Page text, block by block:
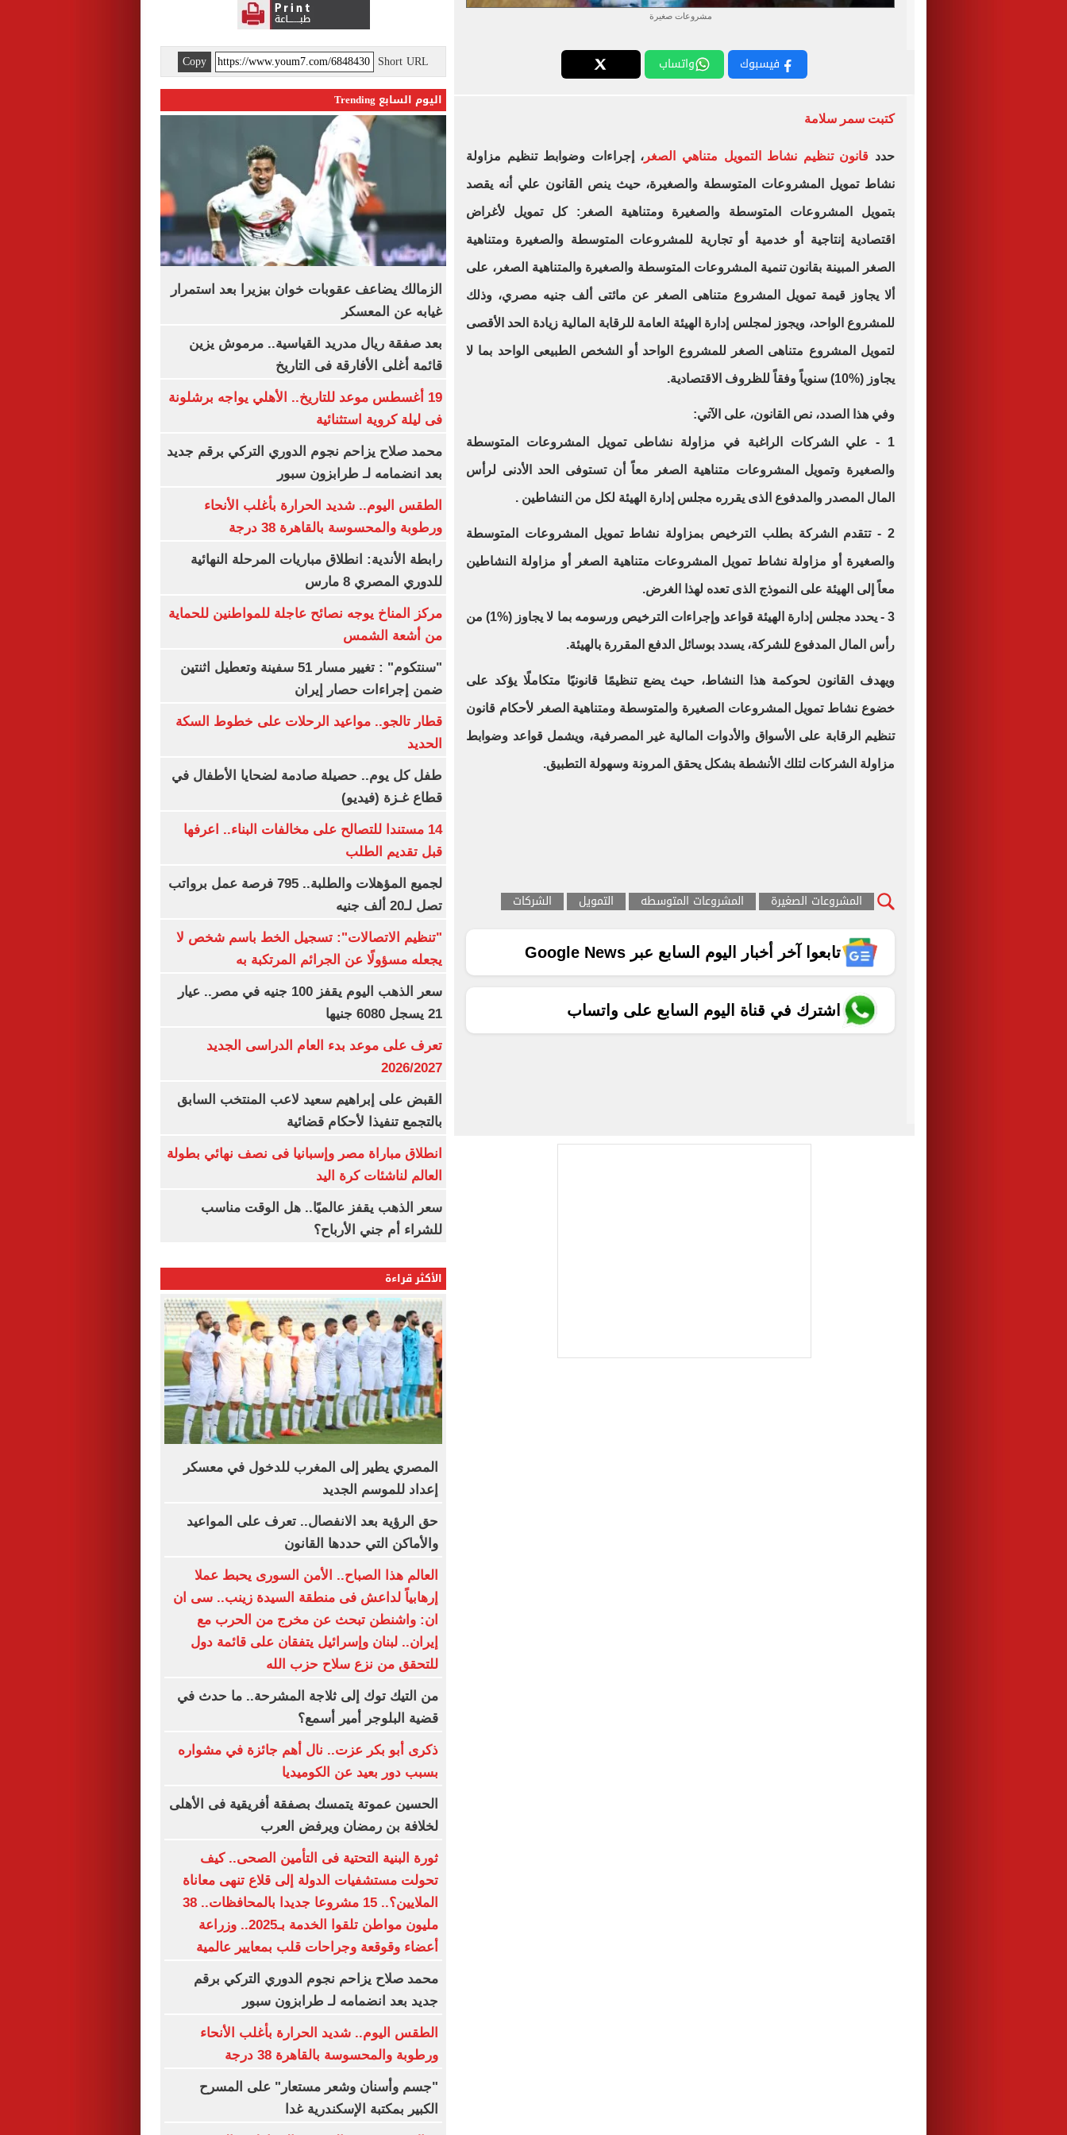
مشروعات صغيرة
فيسبوك واتساب
كتبت سمر سلامة
حدد قانون تنظيم نشاط التمويل متناهي الصغر ، إجراءات وضوابط تنظيم مزاولة
نشاط تمويل المشروعات المتوسطة والصغيرة، حيث ينص القانون علي أنه يقصد
بتمويل المشروعات المتوسطة والصغيرة ومتناهية الصغر: كل تمويل لأغراض
اقتصادية إنتاجية أو خدمية أو تجارية للمشروعات المتوسطة والصغيرة ومتناهية
الصغر المبينة بقانون تنمية المشروعات المتوسطة والصغيرة والمتناهية الصغر، على
ألا يجاوز قيمة تمويل المشروع متناهى الصغر عن مائتى ألف جنيه مصري، وذلك
للمشروع الواحد، ويجوز لمجلس إدارة الهيئة العامة للرقابة المالية زيادة الحد الأقصى
لتمويل المشروع متناهى الصغر للمشروع الواحد أو الشخص الطبيعى الواحد بما لا
يجاوز (%10) سنوياً وفقاً للظروف الاقتصادية.
وفي هذا الصدد، نص القانون، على الآتي:
1 - علي الشركات الراغبة في مزاولة نشاطى تمويل المشروعات المتوسطة
والصغيرة وتمويل المشروعات متناهية الصغر معاً أن تستوفى الحد الأدنى لرأس
المال المصدر والمدفوع الذى يقرره مجلس إدارة الهيئة لكل من النشاطين .
2 - تتقدم الشركة بطلب الترخيص بمزاولة نشاط تمويل المشروعات المتوسطة
والصغيرة أو مزاولة نشاط تمويل المشروعات متناهية الصغر أو مزاولة النشاطين
معاً إلى الهيئة على النموذج الذى تعده لهذا الغرض.
3 - يحدد مجلس إدارة الهيئة قواعد وإجراءات الترخيص ورسومه بما لا يجاوز (%1) من
رأس المال المدفوع للشركة، يسدد بوسائل الدفع المقررة بالهيئة.
ويهدف القانون لحوكمة هذا النشاط، حيث يضع تنظيمًا قانونيًا متكاملًا يؤكد على
خضوع نشاط تمويل المشروعات الصغيرة والمتوسطة ومتناهية الصغر لأحكام قانون
تنظيم الرقابة على الأسواق والأدوات المالية غير المصرفية، ويشمل قواعد وضوابط
مزاولة الشركات لتلك الأنشطة بشكل يحقق المرونة وسهولة التطبيق.
المشروعات الصغيرة المشروعات المتوسطه التمويل الشركات
تابعوا آخر أخبار اليوم السابع عبر Google News
اشترك في قناة اليوم السابع على واتساب
Short URL
Copy
اليوم السابع Trending
الزمالك يضاعف عقوبات خوان بيزيرا بعد استمرار
غيابه عن المعسكر
بعد صفقة ريال مدريد القياسية.. مرموش يزين
قائمة أغلى الأفارقة فى التاريخ
19 أغسطس موعد للتاريخ.. الأهلي يواجه برشلونة
فى ليلة كروية استثنائية
محمد صلاح يزاحم نجوم الدوري التركي برقم جديد
بعد انضمامه لـ طرابزون سبور
الطقس اليوم.. شديد الحرارة بأغلب الأنحاء
ورطوبة والمحسوسة بالقاهرة 38 درجة
رابطة الأندية: انطلاق مباريات المرحلة النهائية
للدوري المصري 8 مارس
مركز المناخ يوجه نصائح عاجلة للمواطنين للحماية
من أشعة الشمس
"سنتكوم" : تغيير مسار 51 سفينة وتعطيل اثنتين
ضمن إجراءات حصار إيران
قطار تالجو.. مواعيد الرحلات على خطوط السكة
الحديد
طفل كل يوم.. حصيلة صادمة لضحايا الأطفال في
قطاع غـزة (فيديو)
14 مستندا للتصالح على مخالفات البناء.. اعرفها
قبل تقديم الطلب
لجميع المؤهلات والطلبة.. 795 فرصة عمل برواتب
تصل لـ20 ألف جنيه
"تنظيم الاتصالات": تسجيل الخط باسم شخص لا
يجعله مسؤولًا عن الجرائم المرتكبة به
سعر الذهب اليوم يقفز 100 جنيه في مصر.. عيار
21 يسجل 6080 جنيها
تعرف على موعد بدء العام الدراسى الجديد
2026/2027
القبض على إبراهيم سعيد لاعب المنتخب السابق
بالتجمع تنفيذا لأحكام قضائية
انطلاق مباراة مصر وإسبانيا فى نصف نهائي بطولة
العالم لناشئات كرة اليد
سعر الذهب يقفز عالميًا.. هل الوقت مناسب
للشراء أم جني الأرباح؟
الأكثر قراءة
المصري يطير إلى المغرب للدخول في معسكر
إعداد للموسم الجديد
حق الرؤية بعد الانفصال.. تعرف على المواعيد
والأماكن التي حددها القانون
العالم هذا الصباح.. الأمن السورى يحبط عملا
إرهابياً لداعش فى منطقة السيدة زينب.. سى ان
ان: واشنطن تبحث عن مخرج من الحرب مع
إيران.. لبنان وإسرائيل يتفقان على قائمة دول
للتحقق من نزع سلاح حزب الله
من التيك توك إلى ثلاجة المشرحة.. ما حدث في
قضية البلوجر أمير أسمع؟
ذكرى أبو بكر عزت.. نال أهم جائزة في مشواره
بسبب دور بعيد عن الكوميديا
الحسين عموتة يتمسك بصفقة أفريقية فى الأهلى
لخلافة بن رمضان ويرفض العرب
ثورة البنية التحتية فى التأمين الصحى.. كيف
تحولت مستشفيات الدولة إلى قلاع تنهى معاناة
الملايين؟.. 15 مشروعا جديدا بالمحافظات.. 38
مليون مواطن تلقوا الخدمة بـ2025.. وزراعة
أعضاء وقوقعة وجراحات قلب بمعايير عالمية
محمد صلاح يزاحم نجوم الدوري التركي برقم
جديد بعد انضمامه لـ طرابزون سبور
الطقس اليوم.. شديد الحرارة بأغلب الأنحاء
ورطوبة والمحسوسة بالقاهرة 38 درجة
"جسم وأسنان وشعر مستعار" على المسرح
الكبير بمكتبة الإسكندرية غدا